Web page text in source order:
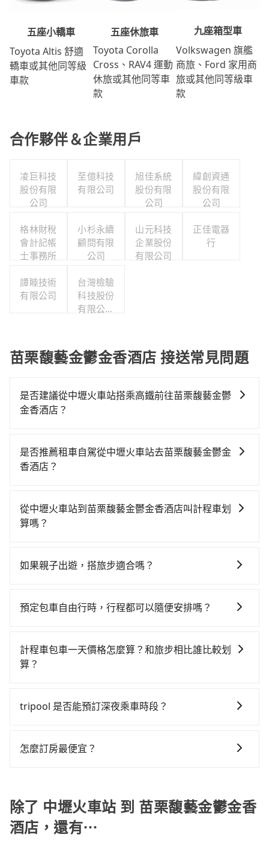
五座小轎車
Toyota Altis 舒適
轎車或其他同等級
車款
五座休旅車
Toyota Corolla
Cross、RAV4 運動
休旅或其他同等車
款
九座箱型車
Volkswagen 旗艦
商旅、Ford 家用商
旅或其他同等級車
款
合作夥伴＆企業用戶
凌巨科技
股份有限
公司
至億科技
有限公司
旭佳系統
股份有限
公司
緯創資通
股份有限
公司
格林財稅
會計記帳
士事務所
小杉永續
顧問有限
公司
山元科技
企業股份
有限公司
正佳電器
行
譚睦技術
有限公司
台灣檢驗
科技股份
有限公司
會
苗栗馥藝金鬱金香酒店 接送常見問題
是否建議從中壢火車站搭乘高鐵前往苗栗馥藝金鬱
金香酒店？
高鐵較貴、費時、轉車麻煩！從最早06:49一直到
23:21，桃園-苗栗一天最多有30班次高鐵可搭乘。假設
上等待列車的到來，大概又過了15分鐘，再乘坐21~23
分鐘（平均23分）的高鐵從桃園站前往苗栗高鐵站，每
馥藝金鬱金香酒店 (苗栗縣竹南鎮) 的目的地。全程加上
車接送，則每人平均花費約340元，費時52分鐘。選擇
不馬上來預約tripool！如果你是三人以下要乘車，也可
參考tripool的拼車共乘服務，最多可再節省50%的交通
是否推薦租車自駕從中壢火車站去苗栗馥藝金鬱金
香酒店？
時不需要閉目養神（因為要自己開車），最重要的是你
當天就要來回，那在桃園路邊可隨租隨借的iRent應該是
火車站到苗栗馥藝金鬱金香酒店的花費預估為
40元路邊停車費用預估進去，但額外的汽車保險與可能
的車款，如果人數超過四位，更是沒有較大的七人座或
九人座可供選擇，而且無人租車最令人詬病的就是車
樣。另外，偶爾也會遇到明明已經預約了時間但上一位
小的風險。最後，雖然路邊隨租隨還看似方便，但實際
從中壢火車站到苗栗馥藝金鬱金香酒店叫計程車划
算嗎？
灣大車隊、Uber、Line Taxi、Yoxi等，如果在路邊攔不
叫車看看。依照里程跳錶計算，價格約為1,535~1,800元
園市的5%、密度僅雙北的0.5%，其叫車的難度是雙北市
的190倍。綜合以上，無論在價格或服務品質上，
如果親子出遊，搭旅步適合嗎？
椅及兒童用增高墊供您選購(租借300元/個)，讓您和孩子
預定包車自由行時，行程都可以隨便安排嗎？
沒有到達海拔1500公里以上的山區，行程都是可以依照
您的需求安排的。
計程車包車一天價格怎麼算？和旅步相比誰比較划
算？
格通常是根據時間或距離來計算，而且在不同城市和地
之前，最好先詢問清楚具體價格和注意事項。相比之
用。
tripool 是否能預訂深夜乘車時段？
怎麼訂房最便宜？
地區、價位、人數、特殊需求來搜尋適合的旅店與房
型，更重要的是通常價格是官網的6~8折，如果又有加入
會員或者使用特定的信用卡，還可以累積點數做現金回
除了 中壢火車站 到 苗栗馥藝金鬱金香
酒店，還有⋯